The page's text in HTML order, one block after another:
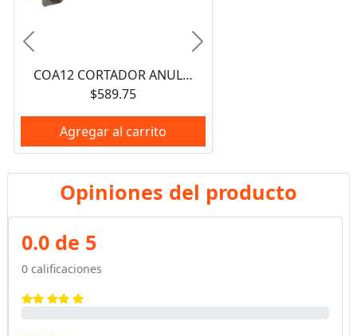
COA12 CORTADOR ANULAR 1/2" URREA
$589.75
Agregar al carrito
Anterior Siguiente
Opiniones del producto
0.0 de 5
0 calificaciones